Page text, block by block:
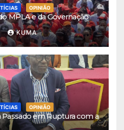
OPINIÃO
MPLA e da Governação
KUMA
OPINIÃO
em Ruptura com a